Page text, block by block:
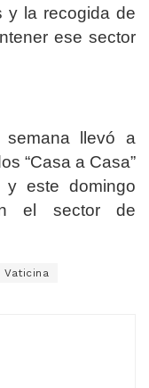
y la recogida de
ese sector
llevó a
“Casa a Casa”
y este domingo
el sector de
Vaticina